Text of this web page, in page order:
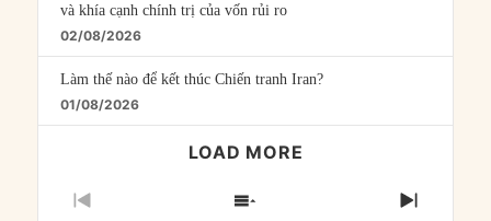
và khía cạnh chính trị của vốn rủi ro
02/08/2026
Làm thế nào để kết thúc Chiến tranh Iran?
01/08/2026
LOAD MORE
PREVIOUS
SHOW
NEXT